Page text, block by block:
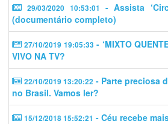
29/03/2020 10:53:01
- Assista
(documentário completo)
27/10/2019 19:05:33 - ‘MIXTO
VIVO NA TV?
22/10/2019 13:20:22 - Parte preciosa
no Brasil. Vamos ler?
15/12/2018 15:52:21 - Céu recebe